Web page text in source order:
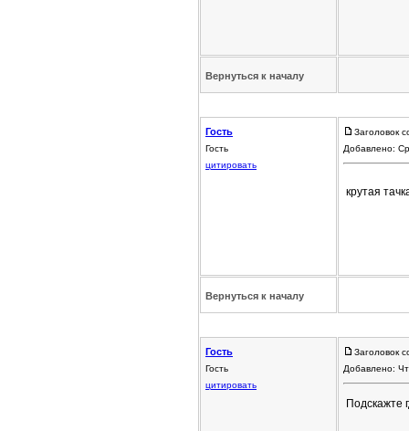
Вернуться к началу
Гость
Гость
цитировать
Заголовок
Добавлено:
крутая
Вернуться к началу
Гость
Гость
цитировать
Заголовок
Добавлено:
Подскажте